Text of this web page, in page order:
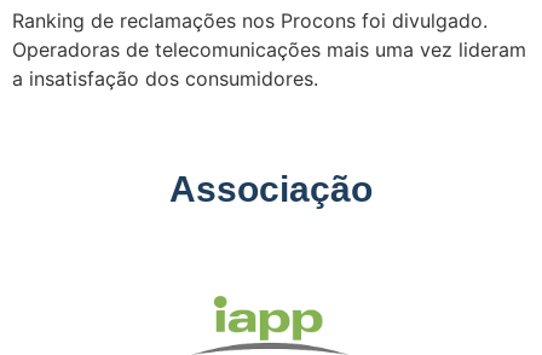
Ranking de reclamações nos Procons foi divulgado.
Operadoras de telecomunicações mais uma vez lideram
a insatisfação dos consumidores.
Associação